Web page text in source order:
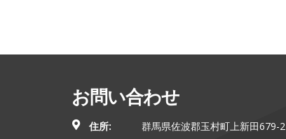
お問い合わせ
住所:
群馬県佐波郡玉村町上新田679-2